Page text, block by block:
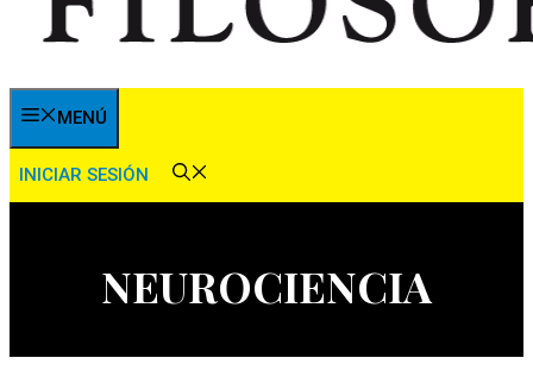
MENÚ
INICIAR SESIÓN
NEUROCIENCIA